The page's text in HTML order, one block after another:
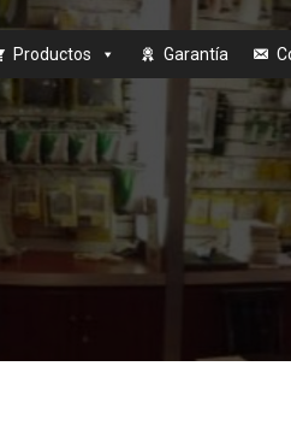
Productos Garantía